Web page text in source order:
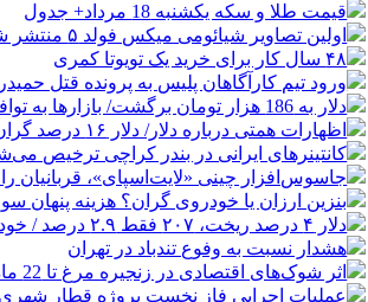
قیمت طلا و سکه یکشنبه 18 مرداد+ جدول
اولین تصاویر شیائومی میکس فولد ۵ منتشر شد
۴۸ سال کار برای خرید یک تویوتا کمری
ورود تیم کارآگاهان پلیس به پرونده قتل
دلار به 186 هزار تومان برگشت/ بازارها به توافق احتمالی هرمز چه واکنشی نشان دادند؟
اظهارات همتی درباره دلار/ دلار ۱۶ درصد گران شده؛ این افزایش طبیعی است
کانتینرهای ایرانی در بندر کراچی ترخیص می‌شود| تخفیف ۸۰ درصدی برای
جاسوس‌افزار چینی «لایت‌اسپای»، قربانیان را در ۱۳ کشور ازجمله آمریکا
بنزین ارزان یا خودروی گران؟ هزینه
دلار ۴ درصد ریخت، ۲۰۷ فقط ۲.۹ درصد / خودرو زیر فشار دلار کوتاه می‌آید؟
هشدار نسبت به وفوع تندباد در تهران
اثر شوک‌های اقتصادی در زنجیره مرغ تا 22 ماه باقی می‌ماند
عملیات اجرایی فاز نخست پروژه قطار